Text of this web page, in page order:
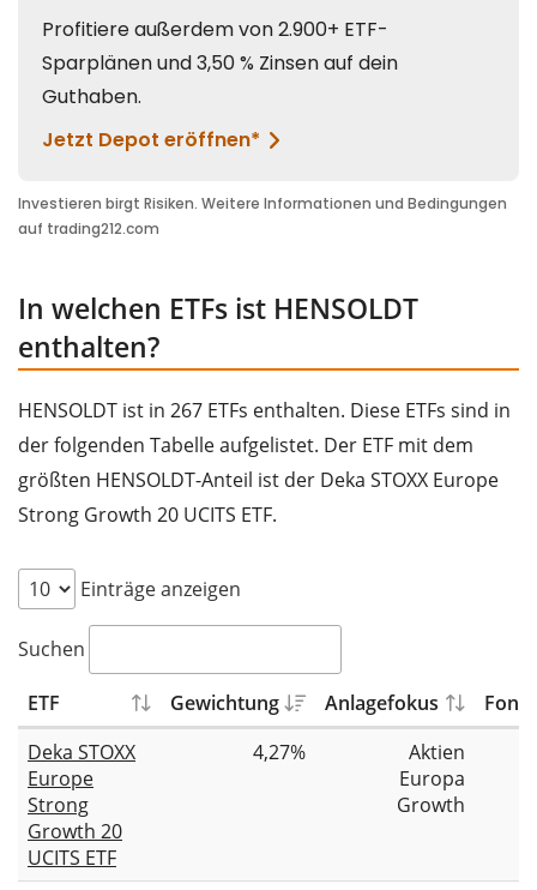
In welchen ETFs ist HENSOLDT
enthalten?
HENSOLDT ist in 267 ETFs enthalten. Diese ETFs sind in
der folgenden Tabelle aufgelistet. Der ETF mit dem
größten HENSOLDT-Anteil ist der Deka STOXX Europe
Strong Growth 20 UCITS ETF.
Einträge anzeigen
Suchen
ETF Gewichtung Anlagefokus
Deka STOXX
Europe
Strong
Growth 20
UCITS ETF
4,27%
Aktien
Europa
Growth